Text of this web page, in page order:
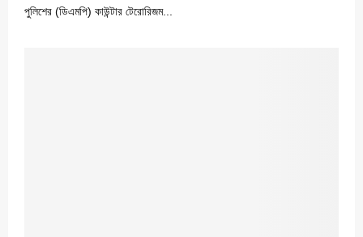
পুলিশের (ডিএমপি) কাউন্টার টেরোরিজম...